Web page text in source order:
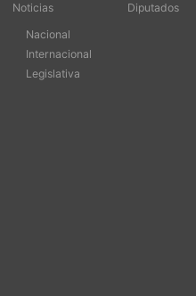
Noticias
Nacional
Internacional
Legislativa
Diputados